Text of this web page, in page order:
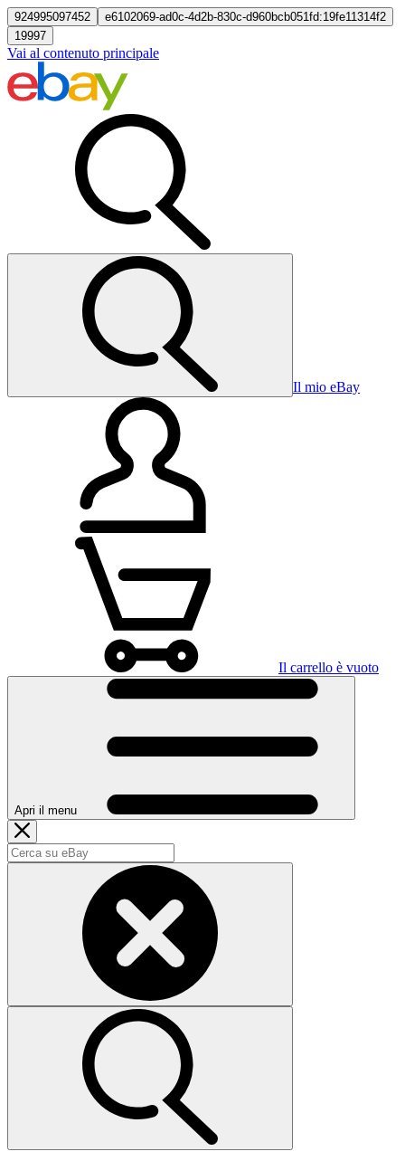
924995097452
e6102069-ad0c-4d2b-830c-d960bcb051fd:19fe11314f2
19997
Vai al contenuto principale
Il mio eBay
Il carrello è vuoto
Apri il menu